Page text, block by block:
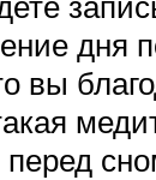
дня
вы
перед